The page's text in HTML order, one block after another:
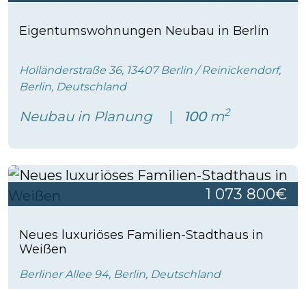
Eigentumswohnungen Neubau in Berlin
Holländerstraße 36, 13407 Berlin / Reinickendorf,
Berlin, Deutschland
Neubau in Planung 100m2
1 073 800€
Neues luxuriöses Familien-Stadthaus in
Weißen
Berliner Allee 94, Berlin, Deutschland